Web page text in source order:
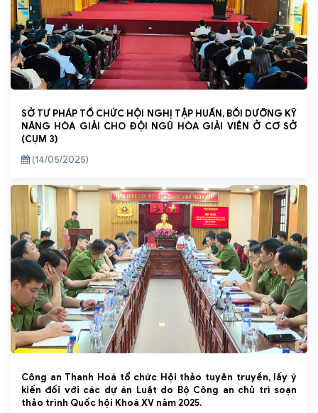
SỞ TƯ PHÁP TỔ CHỨC HỘI NGHỊ TẬP HUẤN, BỒI DƯỠNG KỸ
NĂNG HÒA GIẢI CHO ĐỘI NGŨ HÒA GIẢI VIÊN Ở CƠ SỞ
(CỤM 3)
(14/05/2025)
Công an Thanh Hoá tổ chức Hội thảo tuyên truyền, lấy ý
kiến đối với các dự án Luật do Bộ Công an chủ trì soạn
thảo trình Quốc hội Khoá XV năm 2025.